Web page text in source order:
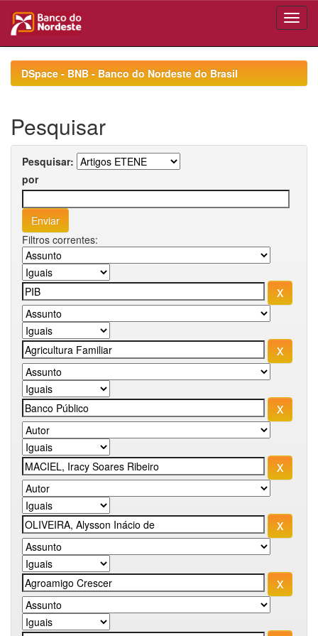
navigationDSpace - BNB - Banco do Nordeste do Brasil
Pesquisar
Pesquisar:
por
Filtros correntes: